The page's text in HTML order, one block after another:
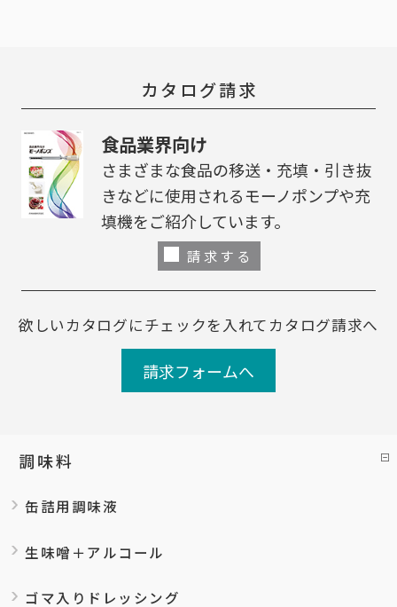
カタログ請求
食品業界向け
さまざまな食品の移送・充填・引き抜
きなどに使用されるモーノポンプや充
填機をご紹介しています。
請求する
欲しいカタログにチェックを入れてカタログ請求へ
請求フォームへ
調味料
缶詰用調味液
生味噌＋アルコール
ゴマ入りドレッシング